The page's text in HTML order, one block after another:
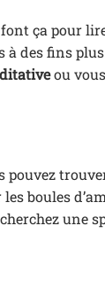
ça pour
fins plus
ou
boules
une